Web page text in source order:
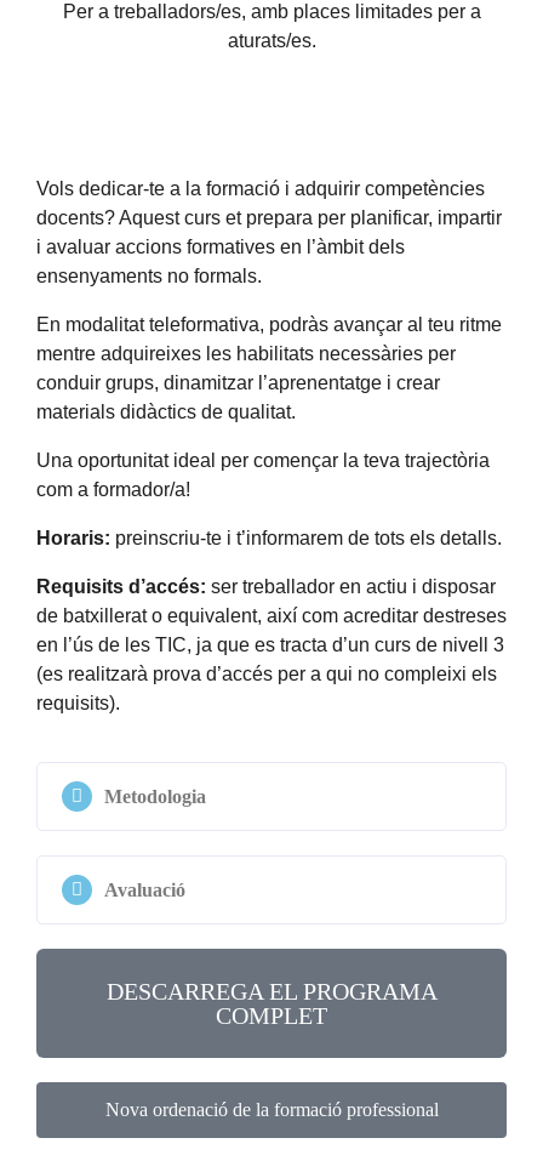
Per a treballadors/es, amb places limitades per a
aturats/es.
Vols dedicar-te a la formació i adquirir competències
docents? Aquest curs et prepara per planificar, impartir
i avaluar accions formatives en l’àmbit dels
ensenyaments no formals.
En modalitat teleformativa, podràs avançar al teu ritme
mentre adquireixes les habilitats necessàries per
conduir grups, dinamitzar l’aprenentatge i crear
materials didàctics de qualitat.
Una oportunitat ideal per començar la teva trajectòria
com a formador/a!
Horaris: preinscriu-te i t’informarem de tots els detalls.
Requisits d’accés: ser treballador en actiu i disposar
de batxillerat o equivalent, així com acreditar destreses
en l’ús de les TIC, ja que es tracta d’un curs de nivell 3
(es realitzarà prova d’accés per a qui no compleixi els
requisits).
Metodologia
Avaluació
DESCARREGA EL PROGRAMA
COMPLET
Nova ordenació de la formació professional